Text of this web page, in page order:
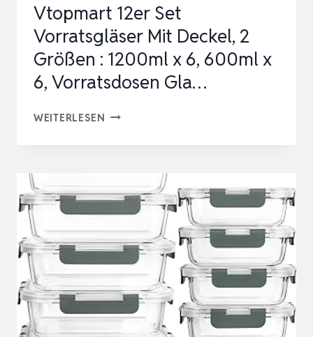
Vtopmart 12er Set
Vorratsgläser Mit Deckel, 2
Größen : 1200ml x 6, 600ml x
6, Vorratsdosen Gla…
WEITERLESEN VTOPMART
VORRATSGLÄSER
MIT
2
GRÖSSEN :
1
200ML X
6